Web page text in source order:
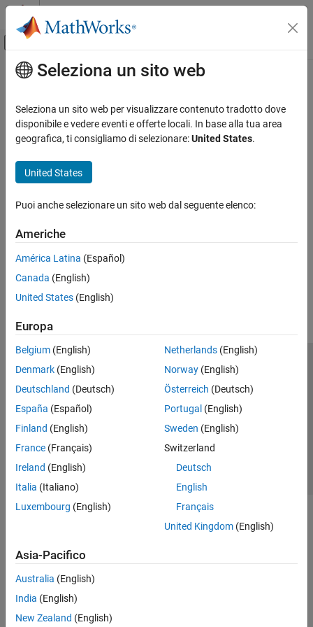
Vai al contenuto
Attiva/disattiva menu di navigazione
Pagina iniziale della documentazione
Contenuto principale
How useful was this information?
Seleziona un sito web
Seleziona un sito web per visualizzare contenuto tradotto dove
disponibile e vedere eventi e offerte locali. In base alla tua area
geografica, ti consigliamo di selezionare:United States.
United States
Puoi anche selezionare un sito web dal seguente elenco:
Americhe
América Latina (Español)
Canada (English)
United States (English)
Europa
Belgium (English)
Denmark (English)
Deutschland (Deutsch)
España (Español)
Finland (English)
France (Français)
Ireland (English)
Italia (Italiano)
Luxembourg (English)
Netherlands(English)
Norway(English)
Österreich (Deutsch)
Portugal (English)
Sweden (English)
Switzerland
Deutsch
English
Français
United Kingdom(English)
Asia-Pacifico
Australia (English)
India (English)
New Zealand (English)
Centro di fiducia
Informativa sulla privacy
Antipirateria
Stato dell'applicazione
Contatti
© 1994-2026 The MathWorks, Inc.